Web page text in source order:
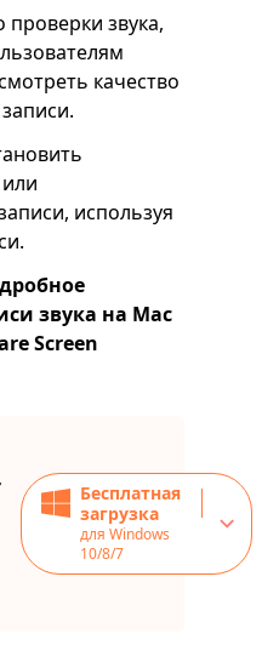
проверки звука,
качество
используя
звука на Mac
Screen
Бесплатная
загрузка
для Windows
10/8/7